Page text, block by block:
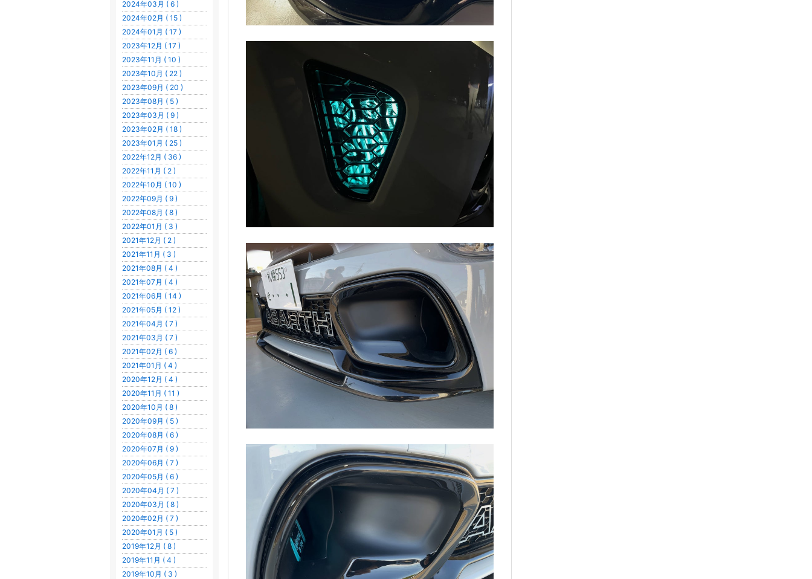
2024年03月 ( 6 )
2024年02月 ( 15 )
2024年01月 ( 17 )
2023年12月 ( 17 )
2023年11月 ( 10 )
2023年10月 ( 22 )
2023年09月 ( 20 )
2023年08月 ( 5 )
2023年03月 ( 9 )
2023年02月 ( 18 )
2023年01月 ( 25 )
2022年12月 ( 36 )
2022年11月 ( 2 )
2022年10月 ( 10 )
2022年09月 ( 9 )
2022年08月 ( 8 )
2022年01月 ( 3 )
2021年12月 ( 2 )
2021年11月 ( 3 )
2021年08月 ( 4 )
2021年07月 ( 4 )
2021年06月 ( 14 )
2021年05月 ( 12 )
2021年04月 ( 7 )
2021年03月 ( 7 )
2021年02月 ( 6 )
2021年01月 ( 4 )
2020年12月 ( 4 )
2020年11月 ( 11 )
2020年10月 ( 8 )
2020年09月 ( 5 )
2020年08月 ( 6 )
2020年07月 ( 9 )
2020年06月 ( 7 )
2020年05月 ( 6 )
2020年04月 ( 7 )
2020年03月 ( 8 )
2020年02月 ( 7 )
2020年01月 ( 5 )
2019年12月 ( 8 )
2019年11月 ( 4 )
2019年10月 ( 3 )